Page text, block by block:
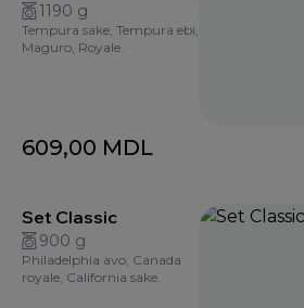
1190 g
Tempura sake, Tempura ebi,
Maguro, Royale.
609,00 MDL
Set Classic
900 g
Philadelphia avo, Canada
royale, California sake.